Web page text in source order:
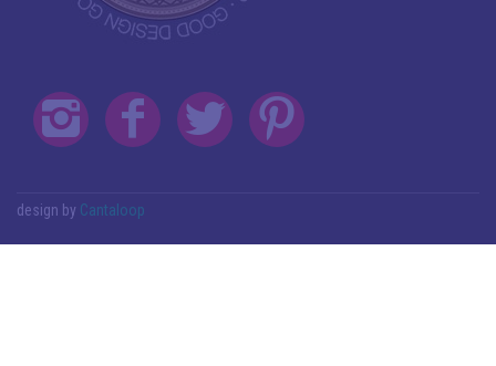
design by Cantaloop